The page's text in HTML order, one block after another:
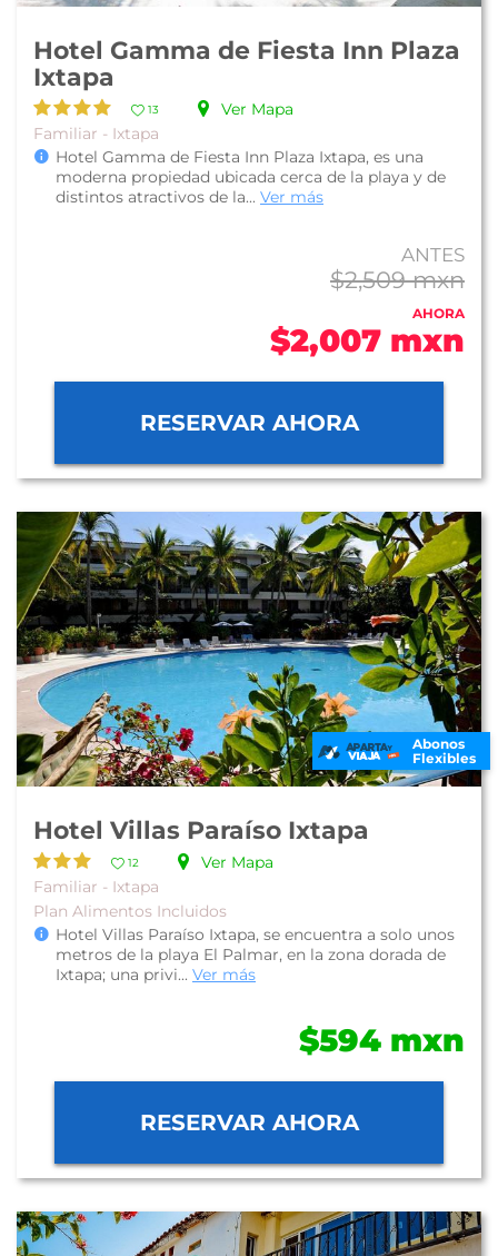
Hotel Gamma de Fiesta Inn Plaza
Ixtapa
13
Ver Mapa
Familiar - Ixtapa
Hotel Gamma de Fiesta Inn Plaza Ixtapa, es una
moderna propiedad ubicada cerca de la playa y de
distintos atractivos de la... Ver más
ANTES
$2,509 mxn
AHORA
$2,007 mxn
RESERVAR AHORA
Abonos
Flexibles
Hotel Villas Paraíso Ixtapa
12
Ver Mapa
Familiar - Ixtapa
Plan Alimentos Incluidos
Hotel Villas Paraíso Ixtapa, se encuentra a solo unos
metros de la playa El Palmar, en la zona dorada de
Ixtapa; una privi... Ver más
$594 mxn
RESERVAR AHORA